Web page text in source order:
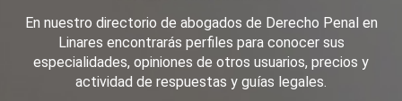
En nuestro directorio de abogados de Derecho Penal en
Linares encontrarás perfiles para conocer sus
especialidades, opiniones de otros usuarios, precios y
actividad de respuestas y guías legales.